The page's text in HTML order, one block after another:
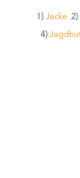
1) Jacke
  2)
4)